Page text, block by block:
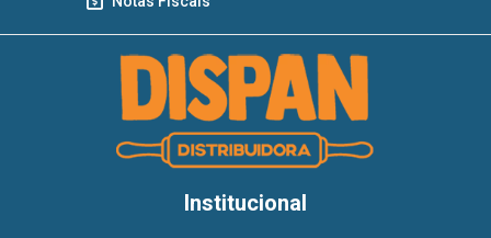
Institucional